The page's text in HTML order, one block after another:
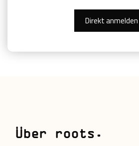
Direkt anmelden
Über roots.